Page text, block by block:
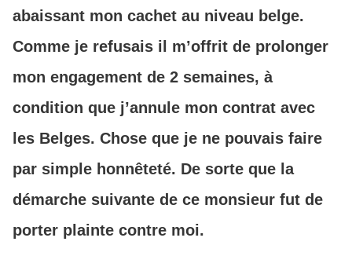
abaissant mon cachet au niveau belge.
Comme je refusais il m’offrit de prolonger
mon engagement de 2 semaines, à
condition que j’annule mon contrat avec
les Belges. Chose que je ne pouvais faire
par simple honnêteté. De sorte que la
démarche suivante de ce monsieur fut de
porter plainte contre moi.